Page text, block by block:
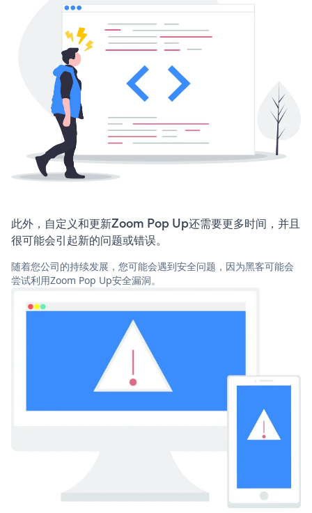
此外，自定义和更新Zoom Pop Up还需要更多时间，并且
很可能会引起新的问题或错误。
随着您公司的持续发展，您可能会遇到安全问题，因为黑客可能会
尝试利用Zoom Pop Up安全漏洞。